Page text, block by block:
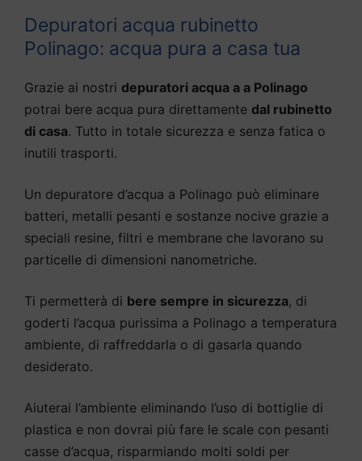
Depuratori acqua rubinetto
Polinago: acqua pura a casa tua
Grazie ai nostri depuratori acqua a a Polinago
potrai bere acqua pura direttamente dal rubinetto
di casa. Tutto in totale sicurezza e senza fatica o
inutili trasporti.
Un depuratore d’acqua a Polinago può eliminare
batteri, metalli pesanti e sostanze nocive grazie a
speciali resine, filtri e membrane che lavorano su
particelle di dimensioni nanometriche.
Ti permetterà di bere sempre in sicurezza, di
goderti l’acqua purissima a Polinago a temperatura
ambiente, di raffreddarla o di gasarla quando
desiderato.
Aiuterai l’ambiente eliminando l’uso di bottiglie di
plastica e non dovrai più fare le scale con pesanti
casse d’acqua, risparmiando molti soldi per